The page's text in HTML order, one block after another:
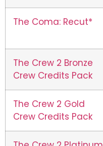
The Coma: Recut*
The Crew 2 Bronze
Crew Credits Pack
The Crew 2 Gold
Crew Credits Pack